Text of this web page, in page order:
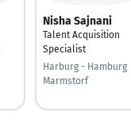
Nisha Sajnani
Talent Acquisition
Specialist
Harburg - Hamburg
Marmstorf